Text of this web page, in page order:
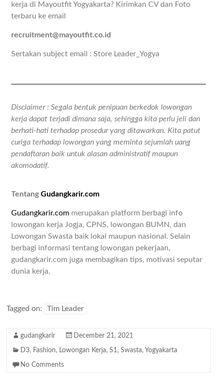
kerja di Mayoutfit Yogyakarta? Kirimkan CV dan Foto
terbaru ke email
recruitment@mayoutfit.co.id
Sertakan subject email : Store Leader_Yogya
Disclaimer : Segala bentuk penipuan berkedok lowongan
kerja dapat terjadi dimana saja, sehingga kita perlu jeli dan
berhati-hati terhadap prosedur yang ditawarkan. Kita patut
curiga terhadap lowongan yang meminta sejumlah uang
pendaftaran baik untuk alasan administratif maupun
akomodatif.
TentangGudangkarir.com
Gudangkarir.com merupakan platform berbagi info
lowongan kerja Jogja, CPNS, lowongan BUMN, dan
Lowongan Swasta baik lokal maupun nasional. Selain
berbagi informasi tentang lowongan pekerjaan,
gudangkarir.com juga membagikan tips, motivasi seputar
dunia kerja.
Tagged on: Tim Leader
gudangkarir December 21, 2021
D3, Fashion, Lowongan Kerja,S1,Swasta, Yogyakarta
No Comments